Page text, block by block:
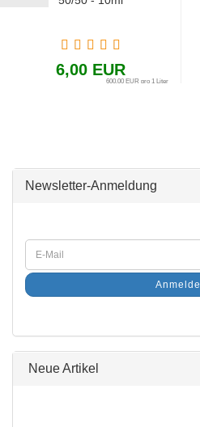
6,00 EUR
600,00 EUR pro 1 Liter
Newsletter-Anmeldung
Neue Artikel